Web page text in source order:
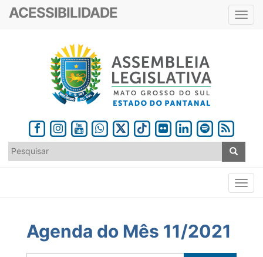
ACESSIBILIDADE
Agenda do Mês 11/2021